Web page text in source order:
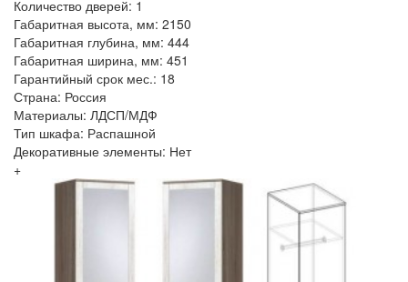
Количество дверей: 1
Габаритная высота, мм: 2150
Габаритная глубина, мм: 444
Габаритная ширина, мм: 451
Гарантийный срок мес.: 18
Страна: Россия
Материалы: ЛДСП/МДФ
Тип шкафа: Распашной
Декоративные элементы: Нет
+